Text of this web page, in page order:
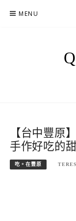
MENU
【台中豐原
手作好吃的
吃。在豐原